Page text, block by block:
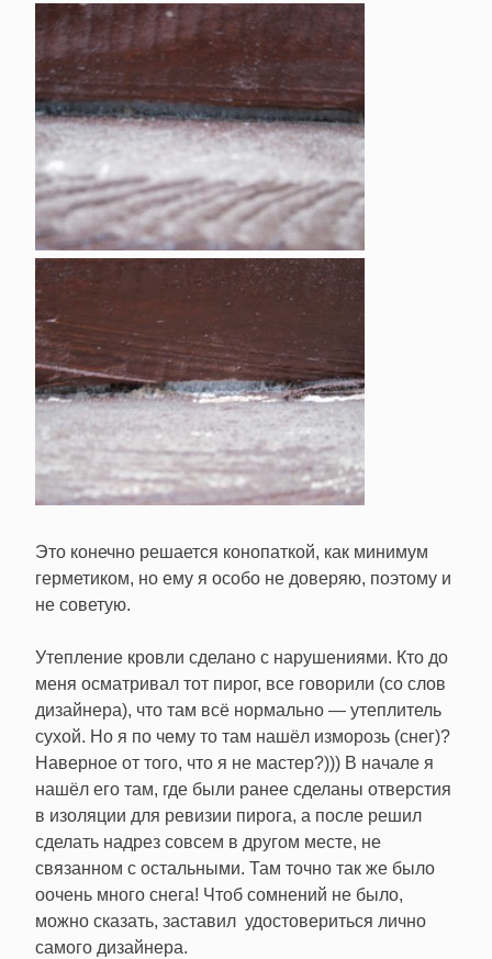
Это конечно решается конопаткой, как минимум
герметиком, но ему я особо не доверяю, поэтому и
не советую.
Утепление кровли сделано с нарушениями. Кто до
меня осматривал тот пирог, все говорили (со слов
дизайнера), что там всё нормально — утеплитель
сухой. Но я по чему то там нашёл изморозь (снег)?
Наверное от того, что я не мастер?))) В начале я
нашёл его там, где были ранее сделаны отверстия
в изоляции для ревизии пирога, а после решил
сделать надрез совсем в другом месте, не
связанном с остальными. Там точно так же было
оочень много снега! Чтоб сомнений не было,
можно сказать, заставил удостовериться лично
самого дизайнера.